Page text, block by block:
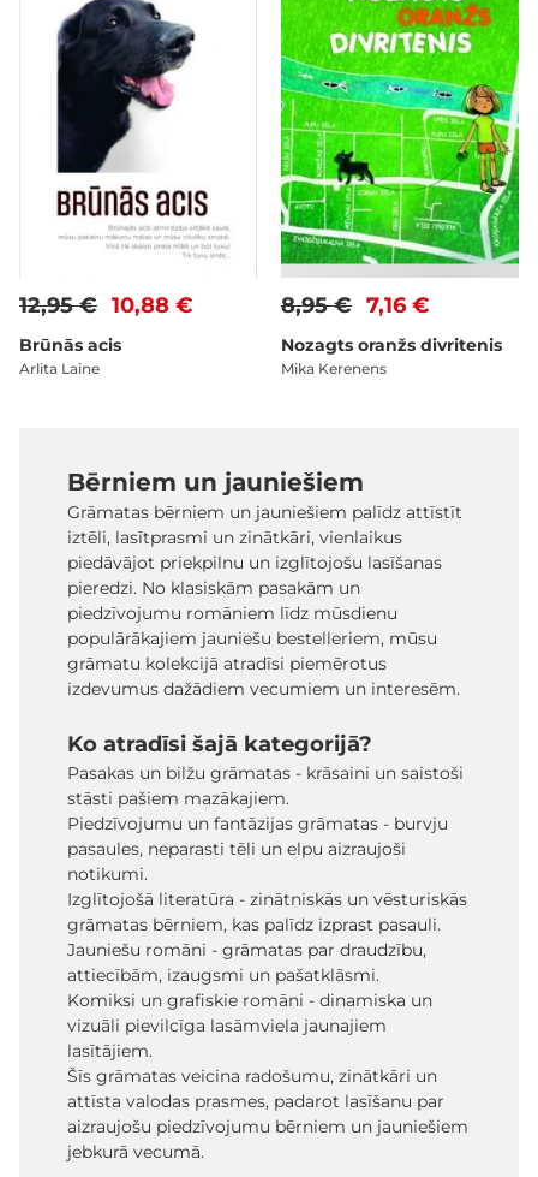
10,88 €
12,95 €
Brūnās acis
Arlita Laine
7,16 €
8,95 €
Nozagts oranžs divritenis
Mika Kerenens
Bērniem un jauniešiem
Grāmatas bērniem un jauniešiem palīdz attīstīt
iztēli, lasītprasmi un zinātkāri, vienlaikus
piedāvājot priekpilnu un izglītojošu lasīšanas
pieredzi. No klasiskām pasakām un
piedzīvojumu romāniem līdz mūsdienu
populārākajiem jauniešu bestelleriem, mūsu
grāmatu kolekcijā atradīsi piemērotus
izdevumus dažādiem vecumiem un interesēm.
Ko atradīsi šajā kategorijā?
Pasakas un bilžu grāmatas - krāsaini un saistoši
stāsti pašiem mazākajiem.
Piedzīvojumu un fantāzijas grāmatas - burvju
pasaules, neparasti tēli un elpu aizraujoši
notikumi.
Izglītojošā literatūra - zinātniskās un vēsturiskās
grāmatas bērniem, kas palīdz izprast pasauli.
Jauniešu romāni - grāmatas par draudzību,
attiecībām, izaugsmi un pašatklāsmi.
Komiksi un grafiskie romāni - dinamiska un
vizuāli pievilcīga lasāmviela jaunajiem
lasītājiem.
Šīs grāmatas veicina radošumu, zinātkāri un
attīsta valodas prasmes, padarot lasīšanu par
aizraujošu piedzīvojumu bērniem un jauniešiem
jebkurā vecumā.